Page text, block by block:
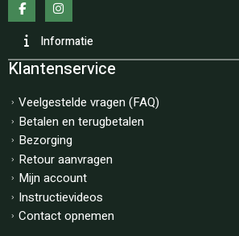
Informatie
Klantenservice
Veelgestelde vragen (FAQ)
Betalen en terugbetalen
Bezorging
Retour aanvragen
Mijn account
Instructievideos
Contact opnemen